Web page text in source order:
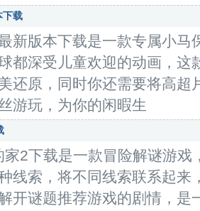
下载
新版本下载是一款专属小马
都深受儿童欢迎的动画，这
还原，同时你还需要将高超
游玩，为你的闲暇生
家2下载是一款冒险解谜游
线索，将不同线索联系起来
开谜题推荐游戏的剧情，是